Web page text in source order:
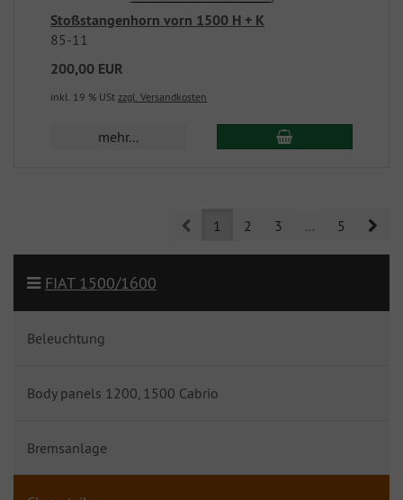
Stoßstangenhorn vorn 1500 H + K
85-11
200,00 EUR
inkl. 19 % USt zzgl. Versandkosten
mehr...
Prev1 2 3 ... 5
FIAT 1500/1600
Beleuchtung
Body panels 1200, 1500 Cabrio
Bremsanlage